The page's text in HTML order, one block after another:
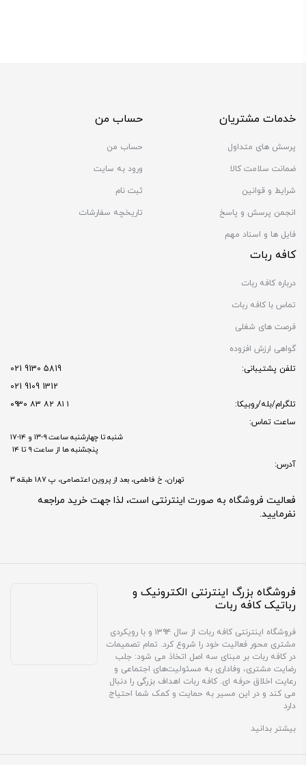
خدمات مشتریان
پرسش های متداول
ضمانت سلامت کالا
شرایط و قوانین
انجمن پرسش و پاسخ
فایل ها و اسناد مهم
حساب من
حساب من
ورود به سایت
ثبت نام
تاریخچه سفارشات
کافه ربات
درباره کافه ربات
تماس با کافه ربات
فرصت های شغلی
گواهی ارزش افزوده
تلفن پشتیبانی:
5819 9130 021
1312 9109 021
تلگرام/بله/روبیکا:
۱ ۸۱ ۸۲ ۸۳ ۰۹۳۰
ساعت تماس:
شنبه تا چهارشنبه ساعت ۹-۱۳ و ۱۴-۱۷
پنجشنبه ها از ساعت ۹ تا ۱۴
آدرس:
تهران، خ فاطمی، بعد از پروین اعتصامی، پ 187 طبقه 3
فعالیت فروشگاه به صورت اینترنتی است، لذا جهت خرید مراجعه
نفرمایید.
فروشگاه بزرگ اینترنتی الکترونیک و
رباتیک کافه ربات
فروشگاه اینترنتی کافه ربات از سال ۱۳۹۴ و با رویکردی
مشتری محور فعالیت خود را شروع کرد. تمام تصمیمات
در کافه ربات بر مبنای سه اصل اتخاذ می شود: جلب
رضایت مشتری، وفاداری به مسئولیت‌های اجتماعی و
رعایت اخلاق حرفه ای. کافه ربات اهداف بزرگی را دنبال
می کند و در این مسیر به حمایت و کمک شما احتیاج
دارد
بیشتر بدانید